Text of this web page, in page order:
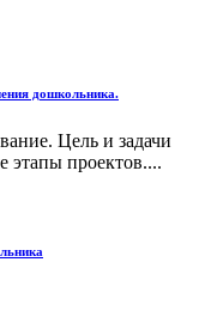
дошкольника.
Цель и задачи
этапы проектов....